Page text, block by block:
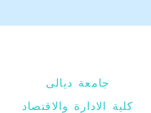
جامعة ديالى
كلية الادارة والاقتصاد